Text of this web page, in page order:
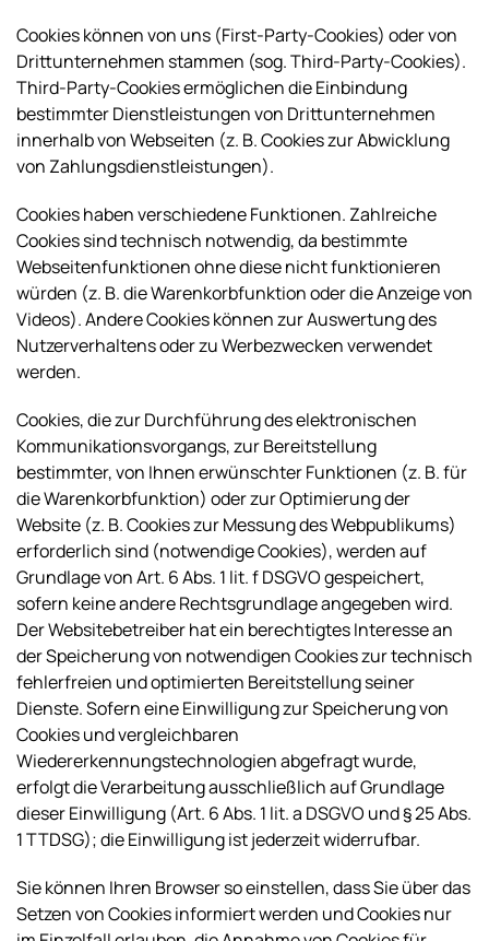
Cookies können von uns (First-Party-Cookies) oder von
Drittunternehmen stammen (sog. Third-Party-Cookies).
Third-Party-Cookies ermöglichen die Einbindung
bestimmter Dienstleistungen von Drittunternehmen
innerhalb von Webseiten (z. B. Cookies zur Abwicklung
von Zahlungsdienstleistungen).
Cookies haben verschiedene Funktionen. Zahlreiche
Cookies sind technisch notwendig, da bestimmte
Webseitenfunktionen ohne diese nicht funktionieren
würden (z. B. die Warenkorbfunktion oder die Anzeige von
Videos). Andere Cookies können zur Auswertung des
Nutzerverhaltens oder zu Werbezwecken verwendet
werden.
Cookies, die zur Durchführung des elektronischen
Kommunikationsvorgangs, zur Bereitstellung
bestimmter, von Ihnen erwünschter Funktionen (z. B. für
die Warenkorbfunktion) oder zur Optimierung der
Website (z. B. Cookies zur Messung des Webpublikums)
erforderlich sind (notwendige Cookies), werden auf
Grundlage von Art. 6 Abs. 1 lit. f DSGVO gespeichert,
sofern keine andere Rechtsgrundlage angegeben wird.
Der Websitebetreiber hat ein berechtigtes Interesse an
der Speicherung von notwendigen Cookies zur technisch
fehlerfreien und optimierten Bereitstellung seiner
Dienste. Sofern eine Einwilligung zur Speicherung von
Cookies und vergleichbaren
Wiedererkennungstechnologien abgefragt wurde,
erfolgt die Verarbeitung ausschließlich auf Grundlage
dieser Einwilligung (Art. 6 Abs. 1 lit. a DSGVO und § 25 Abs.
1 TTDSG); die Einwilligung ist jederzeit widerrufbar.
Sie können Ihren Browser so einstellen, dass Sie über das
Setzen von Cookies informiert werden und Cookies nur